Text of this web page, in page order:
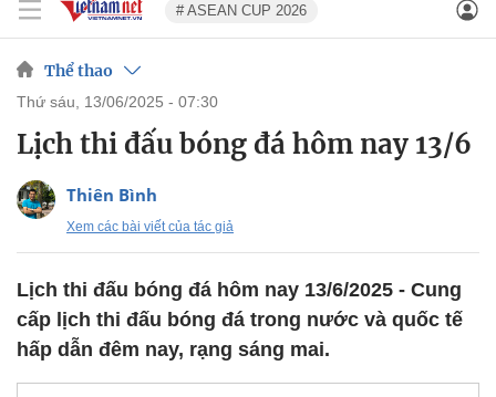
# ASEAN CUP 2026
Thể thao
thứ sáu, 13/06/2025 - 07:30
Lịch thi đấu bóng đá hôm nay 13/6
Thiên Bình
Xem các bài viết của tác giả
Lịch thi đấu bóng đá hôm nay 13/6/2025 - Cung
cấp lịch thi đấu bóng đá trong nước và quốc tế
hấp dẫn đêm nay, rạng sáng mai.